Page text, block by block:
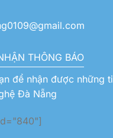
THÔNG BÁO
để nhận được những
Đà Nẵng